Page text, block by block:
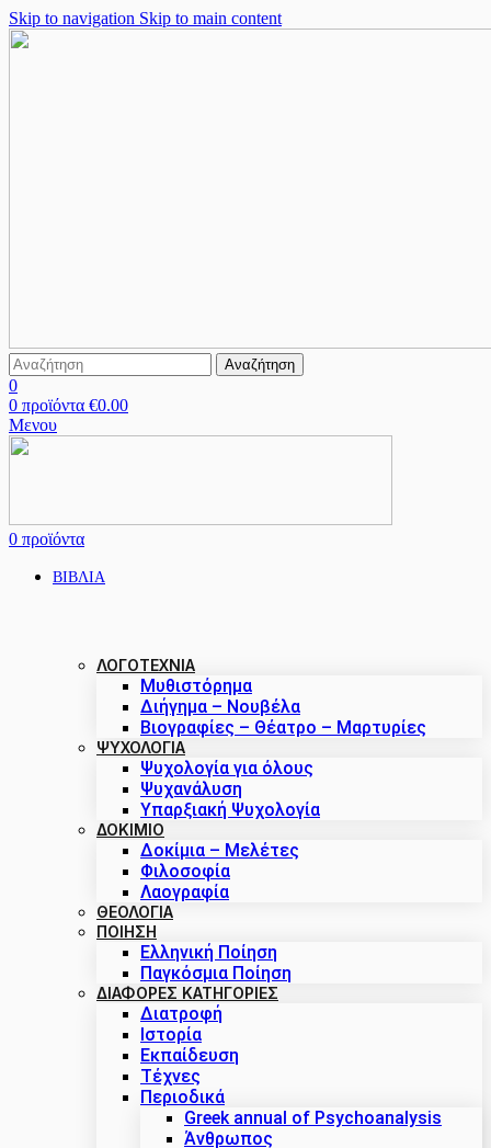
Skip to navigation Skip to main content
Αναζήτηση
0
0 προϊόντα €0.00
Μενου
0 προϊόντα
ΒΙΒΛΙΑ
ΛΟΓΟΤΕΧΝΙΑ
Μυθιστόρημα
Διήγημα – Νουβέλα
Βιογραφίες – Θέατρο – Μαρτυρίες
ΨΥΧΟΛΟΓΙΑ
Ψυχολογία για όλους
Ψυχανάλυση
Υπαρξιακή Ψυχολογία
ΔΟΚΊΜΙΟ
Δοκίμια – Μελέτες
Φιλοσοφία
Λαογραφία
ΘΕΟΛΟΓΙΑ
ΠΟΙΗΣΗ
Ελληνική Ποίηση
Παγκόσμια Ποίηση
ΔΙΑΦΟΡΕΣ ΚΑΤΗΓΟΡΙΕΣ
Διατροφή
Ιστορία
Εκπαίδευση
Τέχνες
Περιοδικά
Greek annual of Psychoanalysis
Άνθρωπος